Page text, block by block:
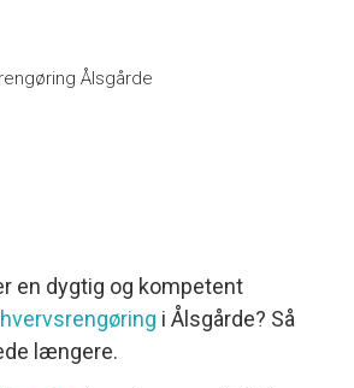
Ålsgårde
en dygtig og kompetent
i Ålsgårde? Så
længere.